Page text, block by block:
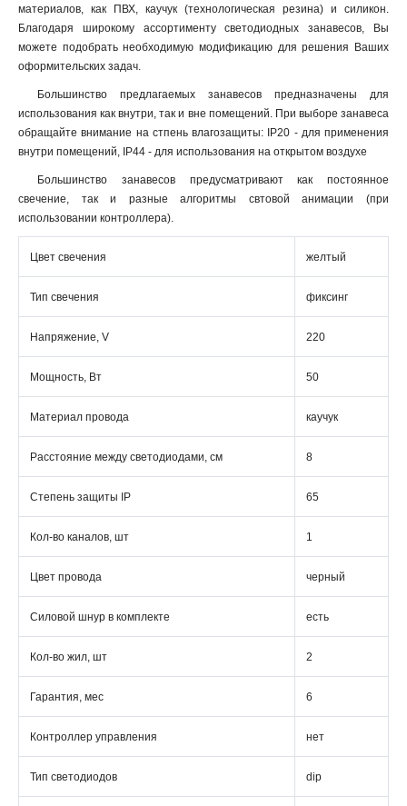
материалов, как ПВХ, каучук (технологическая резина) и силикон.
Благодаря широкому ассортименту светодиодных занавесов, Вы
можете подобрать необходимую модификацию для решения Ваших
оформительских задач.
Большинство предлагаемых занавесов предназначены для
использования как внутри, так и вне помещений. При выборе занавеса
обращайте внимание на стпень влагозащиты: IP20 - для применения
внутри помещений, IP44 - для использования на открытом воздухе
Большинство занавесов предусматривают как постоянное
свечение, так и разные алгоритмы свтовой анимации (при
использовании контроллера).
Цвет свечения желтый
Тип свечения фиксинг
Напряжение, V 220
Мощность, Вт 50
Материал провода каучук
Расстояние между светодиодами, см 8
Степень защиты IP 65
Кол-во каналов, шт 1
Цвет провода черный
Силовой шнур в комплекте есть
Кол-во жил, шт 2
Гарантия, мес 6
Контроллер управления нет
Тип светодиодов dip